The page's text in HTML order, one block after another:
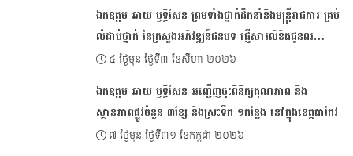
ឯកឧត្ដម ឆាយ ឫទ្ធិសែន ព្រមទាំងថ្នាក់ដឹកនាំនិងមន្ត្រីរាជការ គ្រប់
លំដាប់ថ្នាក់ នៃក្រសួងអភិវឌ្ឍន៍ជនបទ ផ្ញើសារលិខិតជូនពរ
គោរពជូនសម្តេចអគ្គមហាសេនាបតីតេជោ ហ៊ុន សែន ប្រធាន
ព្រឹទ្ធសភា និងជាប្រធានក្រុមឧត្តមប្រឹក្សាផ្ទាល់ព្រះមហាក្សត្រ នៃ
ព្រះរាជាណាចក្រកម្ពុជា ក្នុងឱកាសដ៏មហានក្ខត្តឫក្ស នៃខួបចម្រើន
ជន្មាយុគម្រប់៧៤ ឈានចូល ៧៥ឆ្នាំ
៤ ថ្ងៃមុន ថ្ងៃទី៣ ខែសីហា ២០២៦
ឯកឧត្ដម ឆាយ ឫទ្ធិសែន អញ្ជើញចុះពិនិត្យគុណភាព និង
ស្ថានភាពផ្លូវចំនួន ៣ខ្សែ និងស្រះទឹក ១កន្លែង នៅក្នុងខេត្តតាកែវ
៧ ថ្ងៃមុន ថ្ងៃទី៣១ ខែកក្កដា ២០២៦